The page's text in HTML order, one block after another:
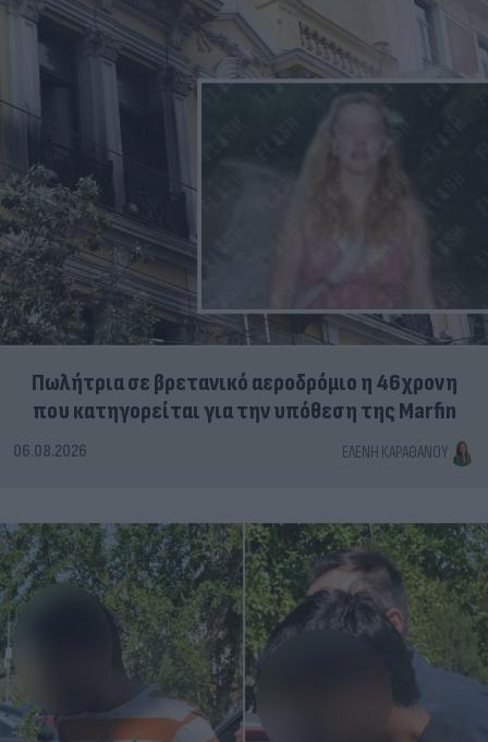
Πωλήτρια σε βρετανικό αεροδρόμιο η 46χρονη
που κατηγορείται για την υπόθεση της Marfin
06.08.2026 ΕΛΈΝΗ ΚΑΡΑΘΆΝΟΥ